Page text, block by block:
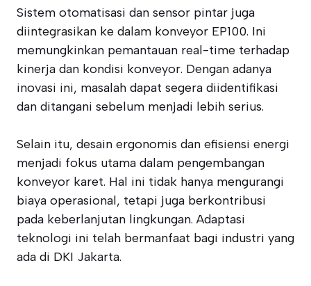
Sistem otomatisasi dan sensor pintar juga
diintegrasikan ke dalam konveyor EP100. Ini
memungkinkan pemantauan real-time terhadap
kinerja dan kondisi konveyor. Dengan adanya
inovasi ini, masalah dapat segera diidentifikasi
dan ditangani sebelum menjadi lebih serius.
Selain itu, desain ergonomis dan efisiensi energi
menjadi fokus utama dalam pengembangan
konveyor karet. Hal ini tidak hanya mengurangi
biaya operasional, tetapi juga berkontribusi
pada keberlanjutan lingkungan. Adaptasi
teknologi ini telah bermanfaat bagi industri yang
ada di DKI Jakarta.